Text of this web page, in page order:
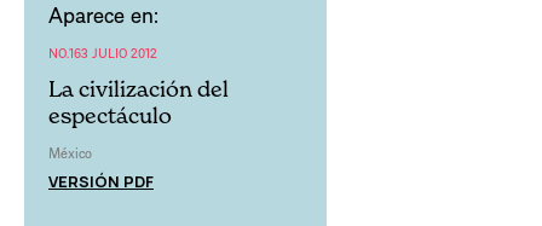
Aparece en:
NO.163 JULIO 2012
La civilización del
espectáculo
México
VERSIÓN PDF